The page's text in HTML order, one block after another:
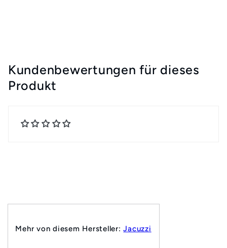
Kundenbewertungen für dieses
Produkt
Mehr von diesem Hersteller:Jacuzzi